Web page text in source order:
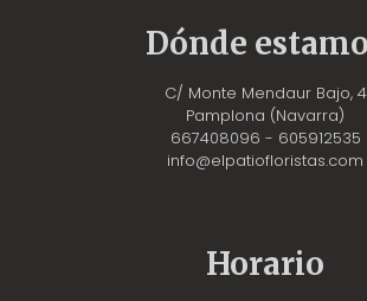
Dónde
C/ Monte Mendaur Bajo, 4
Pamplona (Navarra)
667408096 - 605912535
info@elpatiofloristas.com
Horario